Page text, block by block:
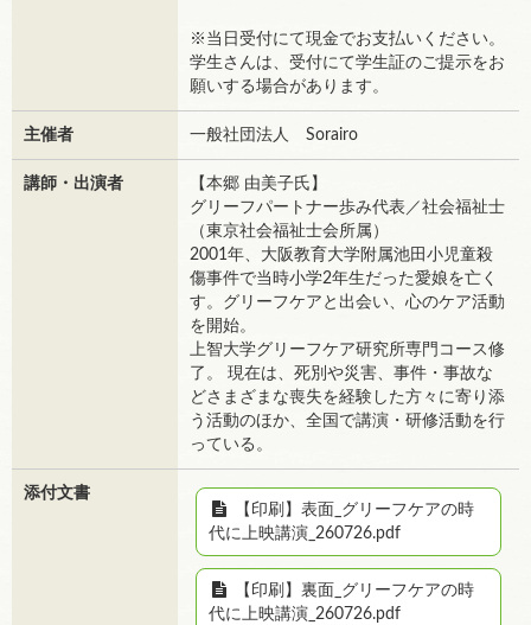
※当日受付にて現金でお支払いください。
学生さんは、受付にて学生証のご提示をお
願いする場合があります。
主催者 一般社団法人 Sorairo
講師・出演者
【本郷 由美子氏】
グリーフパートナー歩み代表／社会福祉士
（東京社会福祉士会所属）
2001年、大阪教育大学附属池田小児童殺
傷事件で当時小学2年生だった愛娘を亡く
す。グリーフケアと出会い、心のケア活動
を開始。
上智大学グリーフケア研究所専門コース修
了。 現在は、死別や災害、事件・事故な
どさまざまな喪失を経験した方々に寄り添
う活動のほか、全国で講演・研修活動を行
っている。
添付文書
【印刷】表面_グリーフケアの時
代に上映講演_260726.pdf
【印刷】裏面_グリーフケアの時
代に上映講演_260726.pdf